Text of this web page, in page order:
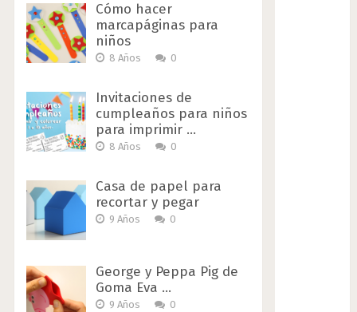
Cómo hacer
marcapáginas para
niños
8 Años 0
Invitaciones de
cumpleaños para niños
para imprimir …
8 Años 0
Casa de papel para
recortar y pegar
9 Años 0
George y Peppa Pig de
Goma Eva …
9 Años 0